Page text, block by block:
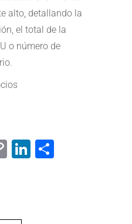
alto, detallando la
el total de la
o número de
CopyLinkedIn